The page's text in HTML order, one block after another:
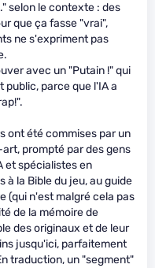
selon le contexte : des
que ça fasse "vrai",
ne s'expriment pas
avec un "Putain !" qui
public, parce que l'IA a
ont été commises par un
prompté par des gens
et spécialistes en
à la Bible du jeu, au guide
(qui n'est malgré cela pas
de la mémoire de
des originaux et de leur
jusqu'ici, parfaitement
traduction, un "segment"